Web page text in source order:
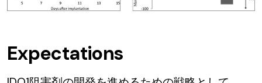
Expectations